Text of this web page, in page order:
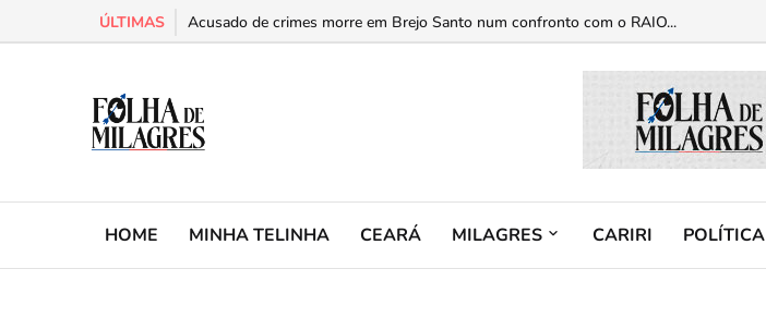
ÚLTIMAS Mulher é presa com mais de 21 quilos de drogas dentro de carro no Crato...
HOME MINHA TELINHA CEARÁ MILAGRES CARIRI POLÍTICA